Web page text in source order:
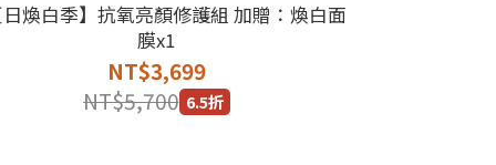
煥白季】抗氧亮顏修護組 加贈：煥白面
膜x1
NT$3,699
NT$5,700 6.5折